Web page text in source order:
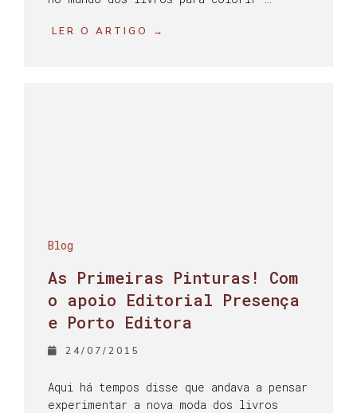
LER O ARTIGO →
Blog
As Primeiras Pinturas! Com
o apoio Editorial Presença
e Porto Editora
24/07/2015
Aqui há tempos disse que andava a pensar
experimentar a nova moda dos livros